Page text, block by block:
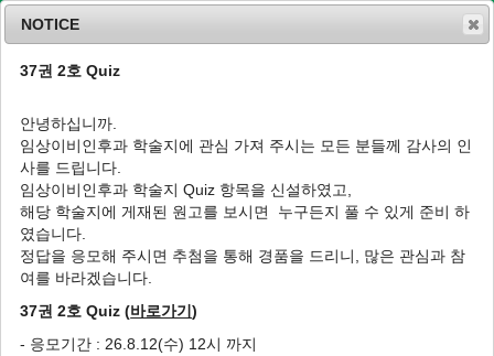
n
v
J Clin Otolaryngol Head Neck Surg
24(2 ): 280-284
pISSN: 1225-0244, eISSN: 2713-833X
DOI:https://doi.org/10.35420/jcohns.2013.24.2.280
증례
하비갑개에서 기원한 비부비동 미분화암종의
내시경적 절제술 1예
박태정1 ,김보영1,김성원2 , 권재환2, *
NOTICE
37권 2호 Quiz
안녕하십니까.
임상이비인후과 학술지에 관심 가져 주시는 모든 분들께 감사의 인
사를 드립니다.
임상이비인후과 학술지 Quiz 항목을 신설하였고,
해당 학술지에 게재된 원고를 보시면 누구든지 풀 수 있게 준비 하
였습니다.
정답을 응모해 주시면 추첨을 통해 경품을 드리니, 많은 관심과 참
여를 바라겠습니다.
37권 2호 Quiz (바로가기)
- 응모기간 : 26.8.12(수) 12시 까지